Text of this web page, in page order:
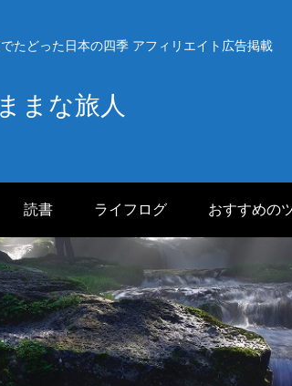
たどった日本の四季 アフィリエイト広告掲載
まな旅人
読書 ライフログ おすすめの